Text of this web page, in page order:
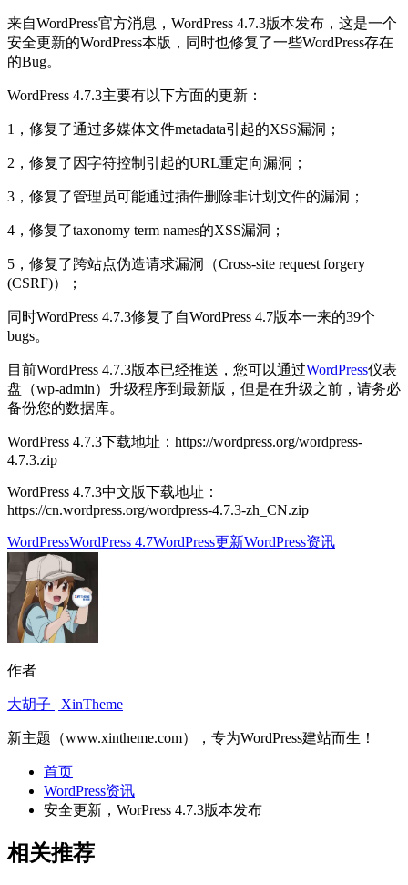
来自WordPress官方消息，WordPress 4.7.3版本发布，这是一个
安全更新的WordPress本版，同时也修复了一些WordPress存在
的Bug。
WordPress 4.7.3主要有以下方面的更新：
1，修复了通过多媒体文件metadata引起的XSS漏洞；
2，修复了因字符控制引起的URL重定向漏洞；
3，修复了管理员可能通过插件删除非计划文件的漏洞；
4，修复了taxonomy term names的XSS漏洞；
5，修复了跨站点伪造请求漏洞（Cross-site request forgery
(CSRF)）；
同时WordPress 4.7.3修复了自WordPress 4.7版本一来的39个
bugs。
目前WordPress 4.7.3版本已经推送，您可以通过WordPress仪表
盘（wp-admin）升级程序到最新版，但是在升级之前，请务必
备份您的数据库。
WordPress 4.7.3下载地址：https://wordpress.org/wordpress-
4.7.3.zip
WordPress 4.7.3中文版下载地址：
https://cn.wordpress.org/wordpress-4.7.3-zh_CN.zip
WordPressWordPress 4.7WordPress更新WordPress资讯
作者
大胡子 | XinTheme
新主题（www.xintheme.com），专为WordPress建站而生！
首页
WordPress资讯
安全更新，WorPress 4.7.3版本发布
相关推荐